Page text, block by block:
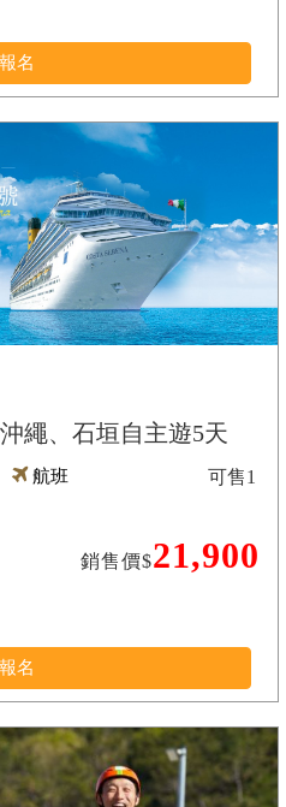
報名
繩、石垣自主遊5天
航班
銷售價$21,900
可售1
報名